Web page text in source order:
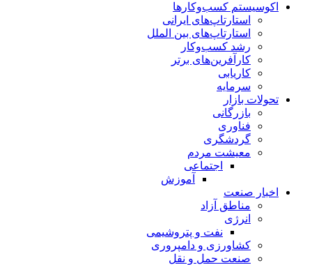
اکوسیستم کسب‌وکارها
استارتاپ‌های ایرانی
استارتاپ‌های بین الملل
رشد کسب‌وکار
کارآفرین‌های برتر
کاریابی
سرمایه
تحولات بازار
بازرگانی
فناوری
گردشگری
معیشت مردم
اجتماعی
آموزش
اخبار صنعت
مناطق آزاد
انرژی
نفت و پتروشیمی
کشاورزی و دامپروری
صنعت حمل و نقل